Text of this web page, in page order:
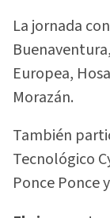
La jornada
Europea,
Morazán.
También
Tecnológico
Ponce Ponce